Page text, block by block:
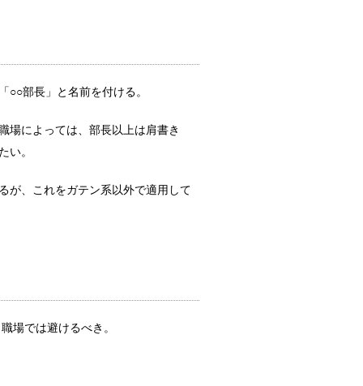
も多くなりま...
傾向にありま...
○○部長」と名前を付ける。
場によっては、部長以上は肩書き
い。
が、これをガテン系以外で適用して
場では避けるべき。